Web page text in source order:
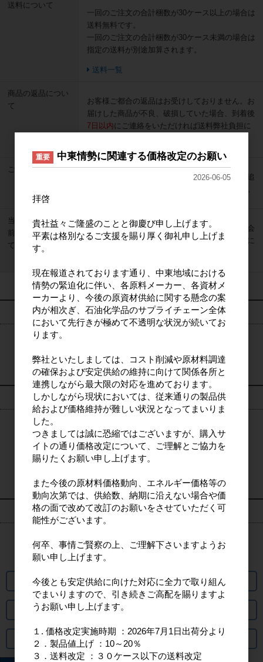
送料について
一回のご注文の合計梱数が30ケース以上の場合は
送料無料です。
一回のご注文の合計梱数が30ケース未満の場合は
指定の送料が別途加算されます。
送料一覧
商品の返品につい
て
お客様ご都合の返品はお受けしておりません。お
届けした商品が不良、破損していた場合、到着後
7日以内にご連絡をいただければ送料弊社負担に
ご注文について
ご注文確定後のお客様ご都合による注文内容の追
当サイトご利用以
前のご契約につい
て
当サイトご利用以前のご契約につきましては、会
員登録時に当サイトの利用規約へ同意することに
検索
検索
ログイン
ログイン
カート情報
カートは空です
パスワード再発行
出荷までの日数について
よくあるご質問
重要 中東情勢に関連する価格改定のお願い
2026-06-05
拝啓
貴社益々ご隆盛のことと御慶び申し上げます。
平素は格別なるご支援を賜り厚く御礼申し上げま
す。
現在報道されております通り、中東地域における
情勢の緊迫化に伴い、各原料メーカー、各資材メ
ーカーより、今後の原資材供給に関する懸念の案
内が相次ぎ、石油化学品のサプライチェーン全体
において先行きが極めて不透明な状況が続いてお
ります。
弊社といたしましては、コスト削減や原材料調達
の確保および安定供給の維持に向けて関係各所と
連携しながら最大限の対応を進めております。
しかしながら現状においては、従来通りの製品供
給および価格維持が難しい状況となってまいりま
した。
つきましては誠に恐縮ではございますが、購入サ
イトの通り価格改定について、ご理解とご協力を
賜りたくお願い申し上げます。
また今後の原材料価格動向、エネルギー価格等の
動向次第では、供給数、納期に沿えない場合や価
格の面で改めて改訂のお願いをさせていただく可
能性がございます。
何卒、事情ご賢察の上、ご理解下さいますようお
願い申し上げます。
今後とも安定供給に向けた対応に全力で取り組ん
でまいりますので、引き続きご高配を賜りますよ
うお願い申し上げます。
１. 価格改定実施時期 ：2026年7月1日出荷分より
２．製品値上げ ：10～20％
３．送料改定 ：３０ケース以下の送料改定